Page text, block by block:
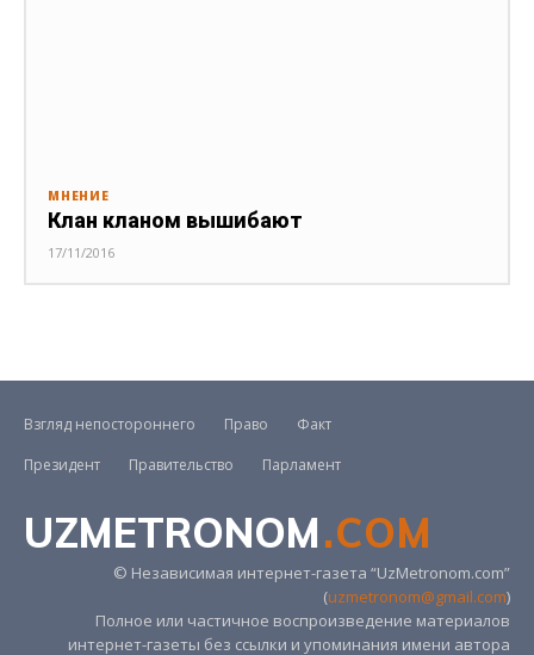
МНЕНИЕ
Клан кланом вышибают
17/11/2016
Взгляд непостороннего Право
Факт
Президент
Правительство Парламент
UZMETRONOM.COM
© Независимая интернет-газета “UzMetronom.com”
(uzmetronom@gmail.com)
Полное или частичное воспроизведение материалов
интернет-газеты без ссылки и упоминания имени автора